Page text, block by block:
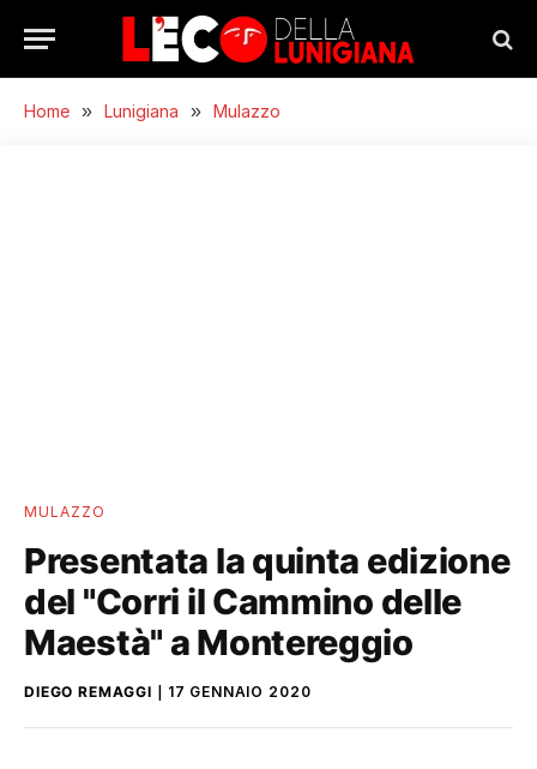
Home » Lunigiana » Mulazzo
MULAZZO
Presentata la quinta edizione
del "Corri il Cammino delle
Maestà" a Montereggio
DIEGO REMAGGI 17 GENNAIO 2020